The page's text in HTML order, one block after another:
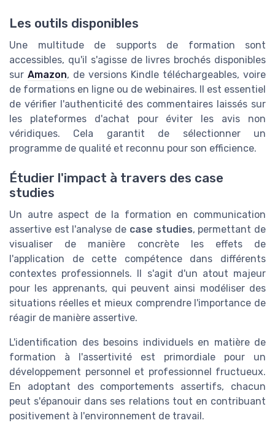
Les outils disponibles
Une multitude de supports de formation sont
accessibles, qu'il s'agisse de livres brochés disponibles
sur Amazon, de versions Kindle téléchargeables, voire
de formations en ligne ou de webinaires. Il est essentiel
de vérifier l'authenticité des commentaires laissés sur
les plateformes d'achat pour éviter les avis non
véridiques. Cela garantit de sélectionner un
programme de qualité et reconnu pour son efficience.
Étudier l'impact à travers des case
studies
Un autre aspect de la formation en communication
assertive est l'analyse de case studies, permettant de
visualiser de manière concrète les effets de
l'application de cette compétence dans différents
contextes professionnels. Il s'agit d'un atout majeur
pour les apprenants, qui peuvent ainsi modéliser des
situations réelles et mieux comprendre l'importance de
réagir de manière assertive.
L'identification des besoins individuels en matière de
formation à l'assertivité est primordiale pour un
développement personnel et professionnel fructueux.
En adoptant des comportements assertifs, chacun
peut s'épanouir dans ses relations tout en contribuant
positivement à l'environnement de travail.